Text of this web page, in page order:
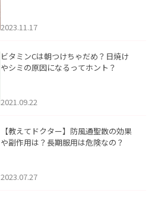
2023.11.17
ビタミンCは朝つけちゃだめ？日焼け
やシミの原因になるってホント？
2021.09.22
【教えてドクター】防風通聖散の効果
や副作用は？長期服用は危険なの？
2023.07.27